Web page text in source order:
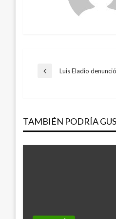
entradas
Entrada
Luis Eladio
TAMBIÉN PODRÍA